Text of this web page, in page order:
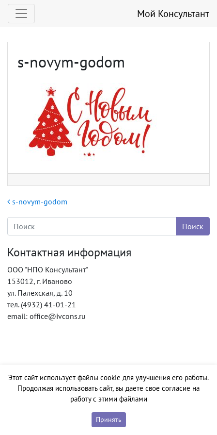
Мой Консультант
s-novym-godom
Навигация по записям
s-novym-godom
Контактная информация
ООО "НПО Консультант"
153012, г. Иваново
ул. Палехская, д. 10
тел. (4932) 41-01-21
email: office@ivcons.ru
Этот сайт использует файлы cookie для улучшения его работы.
Продолжая использовать сайт, вы даете свое согласие на
работу с этими файлами
Принять